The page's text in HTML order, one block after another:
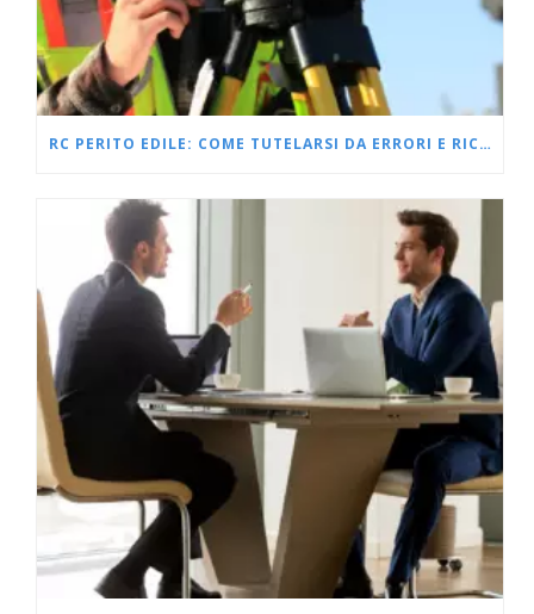
RC PERITO EDILE: COME TUTELARSI DA ERRORI E RICHIESTE DANNI